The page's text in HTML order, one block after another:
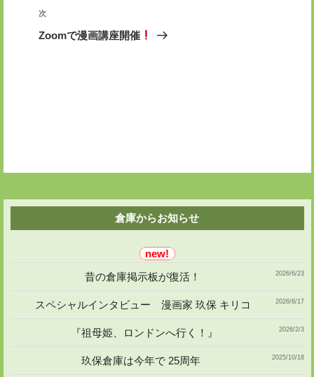
ビ
ゲ
稿
次
の
次
Zoomで漫画講座開催
倉庫からお知らせ
昔の倉庫掲示板が復活！ 2026/6/23
スペシャルインタビュー 漫画家 玖保 キリコ 2026/6/17
『祖母姫、ロンドンへ行く！』 2026/2/3
玖保倉庫は今年で 25周年 2025/10/18